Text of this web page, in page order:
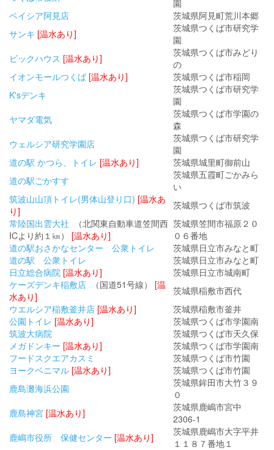
園
ベイシア阿見店
茨城県阿見町荒川本郷
サンキ [温水あり]
茨城県つくば市研究学
園
ビックハウス [温水あり]
茨城県つくば市みどり
の
イオンモールつくば [温水あり]
茨城県つくば市稲岡
K'sデンキ
茨城県つくば市研究学
園
ヤマダ電気
茨城県つくば市学園の
森
ウェルシア研究学園店
茨城県つくば市研究学
園
道の駅 かつら、トイレ [温水あり]
茨城県城里町御前山
道の駅ごかすす
茨城県五霞町ごかみら
い
筑波山山頂トイレ(男体山登り口) [温水あ
り]
茨城県つくば市筑波
常陸国出雲大社 （北関東自動車道笠間西
ICより約１㎞） [温水あり]
茨城県笠間市福原２０
０６番地
道の駅おさかなセンター 公衆トイレ
茨城県日立市みなと町
道の駅 公衆トイレ
茨城県日立市みなと町
日立総合病院 [温水あり]
茨城県日立市城南町
ケーズデンキ稲敷店 （国道51号線） [温
水あり]
茨城県稲敷市西代
ウエルシア稲敷釜井店 [温水あり]
茨城県稲敷市釜井
公園トイレ [温水あり]
茨城県つくば市学園南
筑波大病院
茨城県つくば市天久保
メガドンキー [温水あり]
茨城県つくば市学園南
フードスクエアカスミ
茨城県つくば市竹園
ヨークベニマル [温水あり]
茨城県つくば市竹園
鹿島灘海浜公園
茨城県鉾田市大竹３９
０
鹿島神宮 [温水あり]
茨城県鹿嶋市宮中
2306-1
鹿嶋市役所 保健センター [温水あり]
茨城県鹿嶋市大字平井
１１８７番地１